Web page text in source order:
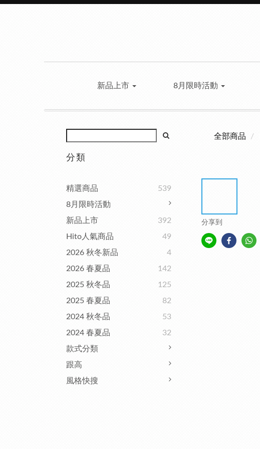
新品上市 8月限時活動
分類
精選商品
539
8月限時活動
新品上市
392
Hito人氣商品
49
2026 秋冬新品
4
2026 春夏品
142
2025 秋冬品
125
2025 春夏品
82
2024 秋冬品
53
2024 春夏品
32
款式分類
跟高
風格快搜
全部商品
分享到